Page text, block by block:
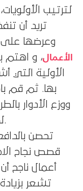
لترتيب
تريد أن
وعرضها على
الأعمال، و اهتم
الأولية التي
بها. ثم قم
ووزع الأدوار
لكل فرد مهمة تناسب تخصصه.
تحصن
قصص نجاح
أعمال ناجح
تشعر